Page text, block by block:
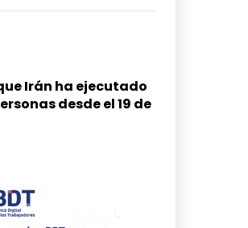
Irán ha ejecutado
desde el 19 de